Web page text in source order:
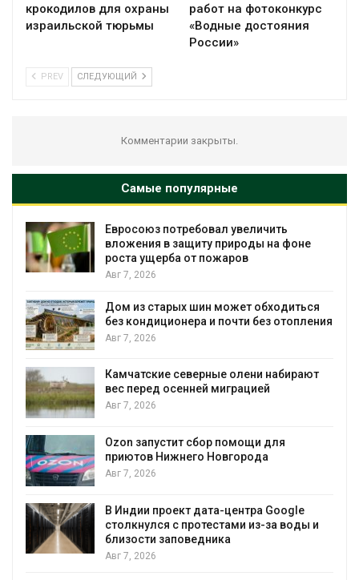
крокодилов для охраны
израильской тюрьмы
работ на фотоконкурс
«Водные достояния
России»
PREV СЛЕДУЮЩИЙ
Комментарии закрыты.
Самые популярные
Евросоюз потребовал увеличить
вложения в защиту природы на фоне
роста ущерба от пожаров
Авг 7, 2026
Дом из старых шин может обходиться
без кондиционера и почти без отопления
Авг 7, 2026
Камчатские северные олени набирают
вес перед осенней миграцией
Авг 7, 2026
Ozon запустит сбор помощи для
приютов Нижнего Новгорода
Авг 7, 2026
В Индии проект дата-центра Google
столкнулся с протестами из-за воды и
близости заповедника
Авг 7, 2026